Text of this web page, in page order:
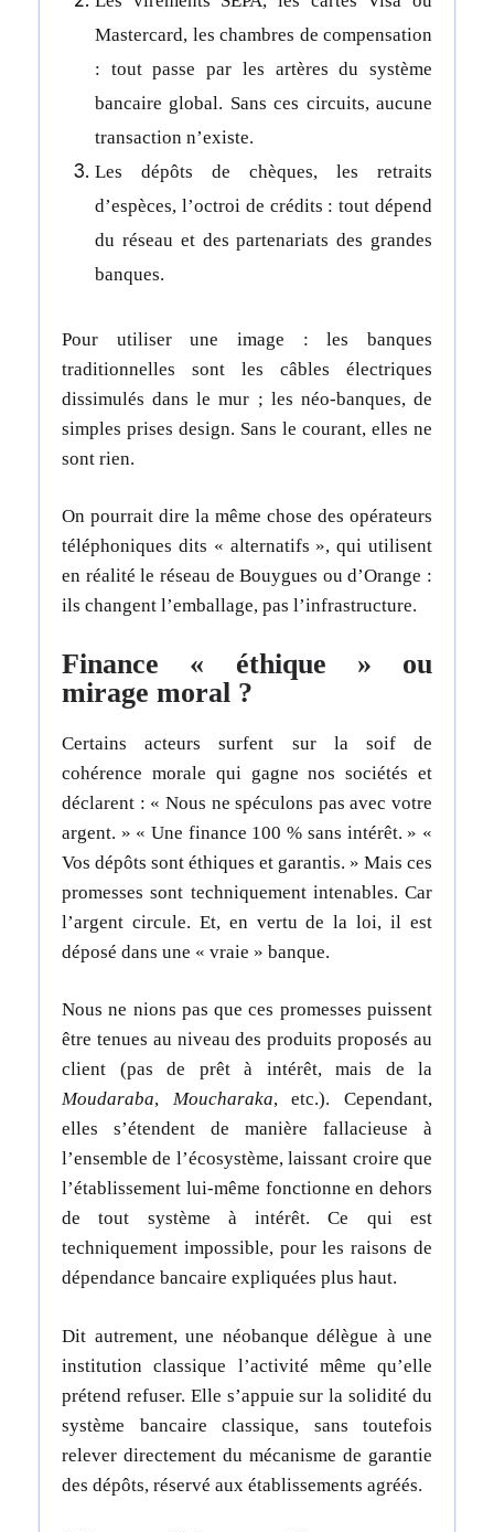
Mastercard, les chambres de compensation
: tout passe par les artères du système
bancaire global. Sans ces circuits, aucune
transaction n’existe.
Les dépôts de chèques, les retraits
d’espèces, l’octroi de crédits : tout dépend
du réseau et des partenariats des grandes
banques.
Pour utiliser une image : les banques
traditionnelles sont les câbles électriques
dissimulés dans le mur ; les néo-banques, de
simples prises design. Sans le courant, elles ne
sont rien.
On pourrait dire la même chose des opérateurs
téléphoniques dits « alternatifs », qui utilisent
en réalité le réseau de Bouygues ou d’Orange :
ils changent l’emballage, pas l’infrastructure.
Finance « éthique » ou
mirage moral ?
Certains acteurs surfent sur la soif de
cohérence morale qui gagne nos sociétés et
déclarent : « Nous ne spéculons pas avec votre
argent. » « Une finance 100 % sans intérêt. » «
Vos dépôts sont éthiques et garantis. » Mais ces
promesses sont techniquement intenables. Car
l’argent circule. Et, en vertu de la loi, il est
déposé dans une « vraie » banque.
Nous ne nions pas que ces promesses puissent
être tenues au niveau des produits proposés au
client (pas de prêt à intérêt, mais de la
Moudaraba, Moucharaka, etc.). Cependant,
elles s’étendent de manière fallacieuse à
l’ensemble de l’écosystème, laissant croire que
l’établissement lui-même fonctionne en dehors
de tout système à intérêt. Ce qui est
techniquement impossible, pour les raisons de
dépendance bancaire expliquées plus haut.
Dit autrement, une néobanque délègue à une
institution classique l’activité même qu’elle
prétend refuser. Elle s’appuie sur la solidité du
système bancaire classique, sans toutefois
relever directement du mécanisme de garantie
des dépôts, réservé aux établissements agréés.